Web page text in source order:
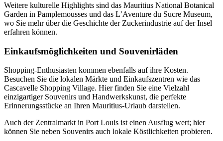
Weitere kulturelle Highlights sind das Mauritius National Botanical
Garden in Pamplemousses und das L’Aventure du Sucre Museum,
wo Sie mehr über die Geschichte der Zuckerindustrie auf der Insel
erfahren können.
Einkaufsmöglichkeiten und Souvenirläden
Shopping-Enthusiasten kommen ebenfalls auf ihre Kosten.
Besuchen Sie die lokalen Märkte und Einkaufszentren wie das
Cascavelle Shopping Village. Hier finden Sie eine Vielzahl
einzigartiger Souvenirs und Handwerkskunst, die perfekte
Erinnerungsstücke an Ihren Mauritius-Urlaub darstellen.
Auch der Zentralmarkt in Port Louis ist einen Ausflug wert; hier
können Sie neben Souvenirs auch lokale Köstlichkeiten probieren.